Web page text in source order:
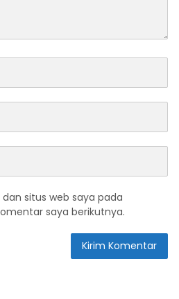
situs web saya pada
saya berikutnya.